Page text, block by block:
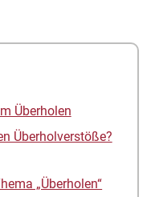
Überholen
Überholverstöße?
„Überholen“